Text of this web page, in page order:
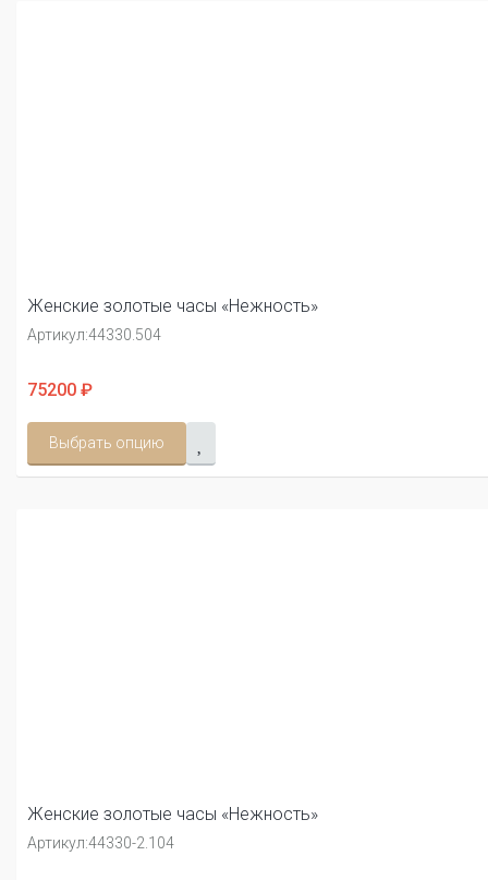
Женские золотые часы «Нежность»
Артикул:44330.504
75200 ₽
Выбрать опцию
Женские золотые часы «Нежность»
Артикул:44330-2.104